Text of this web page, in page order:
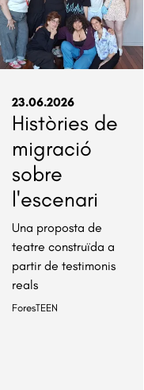
23.06.2026
Històries de
migració
sobre
l'escenari
Una proposta de
teatre construïda a
partir de testimonis
reals
ForesTEEN